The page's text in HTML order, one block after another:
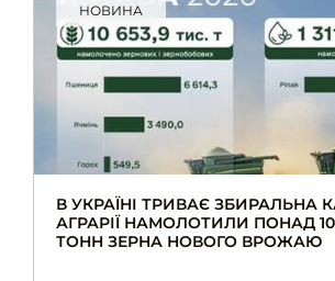
В УКРАЇНІ ТРИВАЄ ЗБИРАЛЬНА
АГРАРІЇ НАМОЛОТИЛИ ПОНАД
ТОНН ЗЕРНА НОВОГО ВРОЖАЮ
НОВИНА